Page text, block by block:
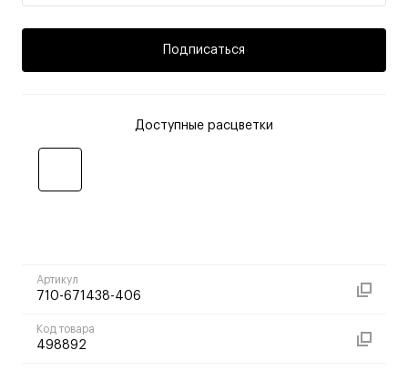
Подписаться
Доступные расцветки
Артикул
710-671438-406
Код товара
498892